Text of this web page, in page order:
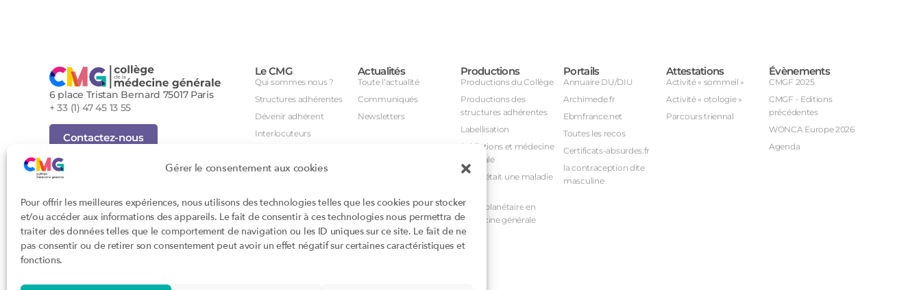
Gérer le consentement aux cookies
Pour offrir les meilleures expériences, nous utilisons des technologies telles que les cookies pour stocker
et/ou accéder aux informations des appareils. Le fait de consentir à ces technologies nous permettra de
traiter des données telles que le comportement de navigation ou les ID uniques sur ce site. Le fait de ne
pas consentir ou de retirer son consentement peut avoir un effet négatif sur certaines caractéristiques et
fonctions.
6 place Tristan Bernard 75017 Paris
+ 33 (1) 47 45 13 55
Contactez-nous
Inscription Newsletter
Foire aux questions (FAQ)
Cookies
Confidentialité
Conditions générales d'utilisation
Conception : John Brightman
Le CMG
Qui sommes nous ?
Structures adhérentes
Dévenir adhérent
Interlocuteurs
Groupes de travail
Agenda des instances
DPC
CSI
Orientations prioritaires
Actualités
Toute l’actualité
Communiqués
Newsletters
Productions
Productions du Collège
Productions des
structures adhérentes
Labellisation
Addictions et médecine
générale
Et si c’était une maladie
Santé planétaire en
médecine générale
Portails
Annuaire DU/DIU
Archimede.fr
Ebmfrance.net
Toutes les recos
Certificats-absurdes.fr
la contraception dite
masculine
Attestations
Activité « sommeil »
Activité « otologie »
Parcours triennal
Évènements
CMGF 2025
CMGF - Editions
précédentes
WONCA Europe 2026
Agenda